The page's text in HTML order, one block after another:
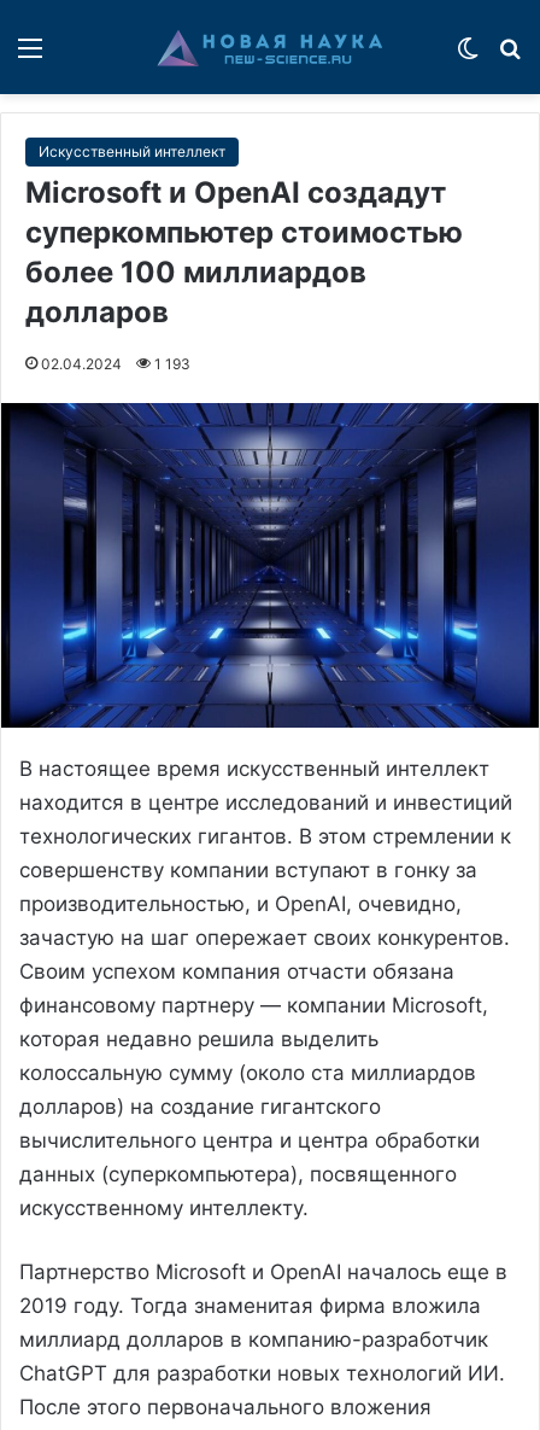
Искусственный интеллект
Microsoft и OpenAI создадут
суперкомпьютер стоимостью
более 100 миллиардов
долларов
02.04.2024 1 193
В настоящее время искусственный интеллект
находится в центре исследований и инвестиций
технологических гигантов. В этом стремлении к
совершенству компании вступают в гонку за
производительностью, и OpenAI, очевидно,
зачастую на шаг опережает своих конкурентов.
Своим успехом компания отчасти обязана
финансовому партнеру — компании Microsoft,
которая недавно решила выделить
колоссальную сумму (около ста миллиардов
долларов) на создание гигантского
вычислительного центра и центра обработки
данных (суперкомпьютера), посвященного
искусственному интеллекту.
Партнерство Microsoft и OpenAI началось еще в
2019 году. Тогда знаменитая фирма вложила
миллиард долларов в компанию-разработчик
ChatGPT для разработки новых технологий ИИ.
После этого первоначального вложения